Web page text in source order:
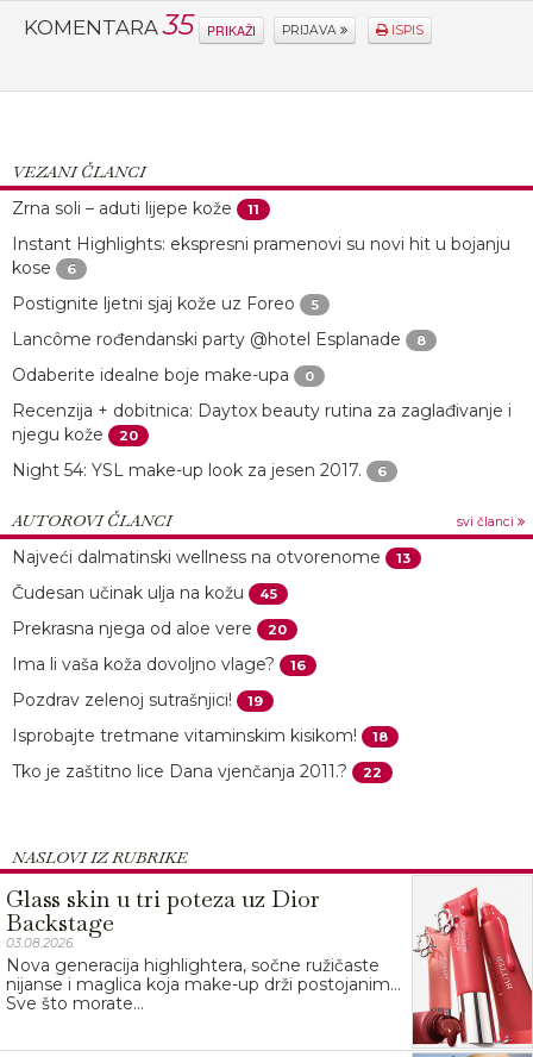
KOMENTARA35 PRIKAŽI PRIJAVA ISPIS
VEZANI ČLANCI
Zrna soli – aduti lijepe kože
11
Instant Highlights: ekspresni pramenovi su novi hit u bojanju
kose
6
Postignite ljetni sjaj kože uz Foreo 5
Lancôme rođendanski party @hotel Esplanade 8
Odaberite idealne boje make-upa 0
Recenzija + dobitnica: Daytox beauty rutina za zaglađivanje i
njegu kože
20
Night 54: YSL make-up look za jesen 2017. 6
AUTOROVI ČLANCI svi članci
Najveći dalmatinski wellness na otvorenome 13
Čudesan učinak ulja na kožu 45
Prekrasna njega od aloe vere 20
Ima li vaša koža dovoljno vlage? 16
Pozdrav zelenoj sutrašnjici! 19
Isprobajte tretmane vitaminskim kisikom! 18
Tko je zaštitno lice Dana vjenčanja 2011.? 22
NASLOVI IZ RUBRIKE
Glass skin u tri poteza uz Dior
Backstage
03.08.2026.
Nova generacija highlightera, sočne ružičaste
nijanse i maglica koja make-up drži postojanim…
Sve što morate...